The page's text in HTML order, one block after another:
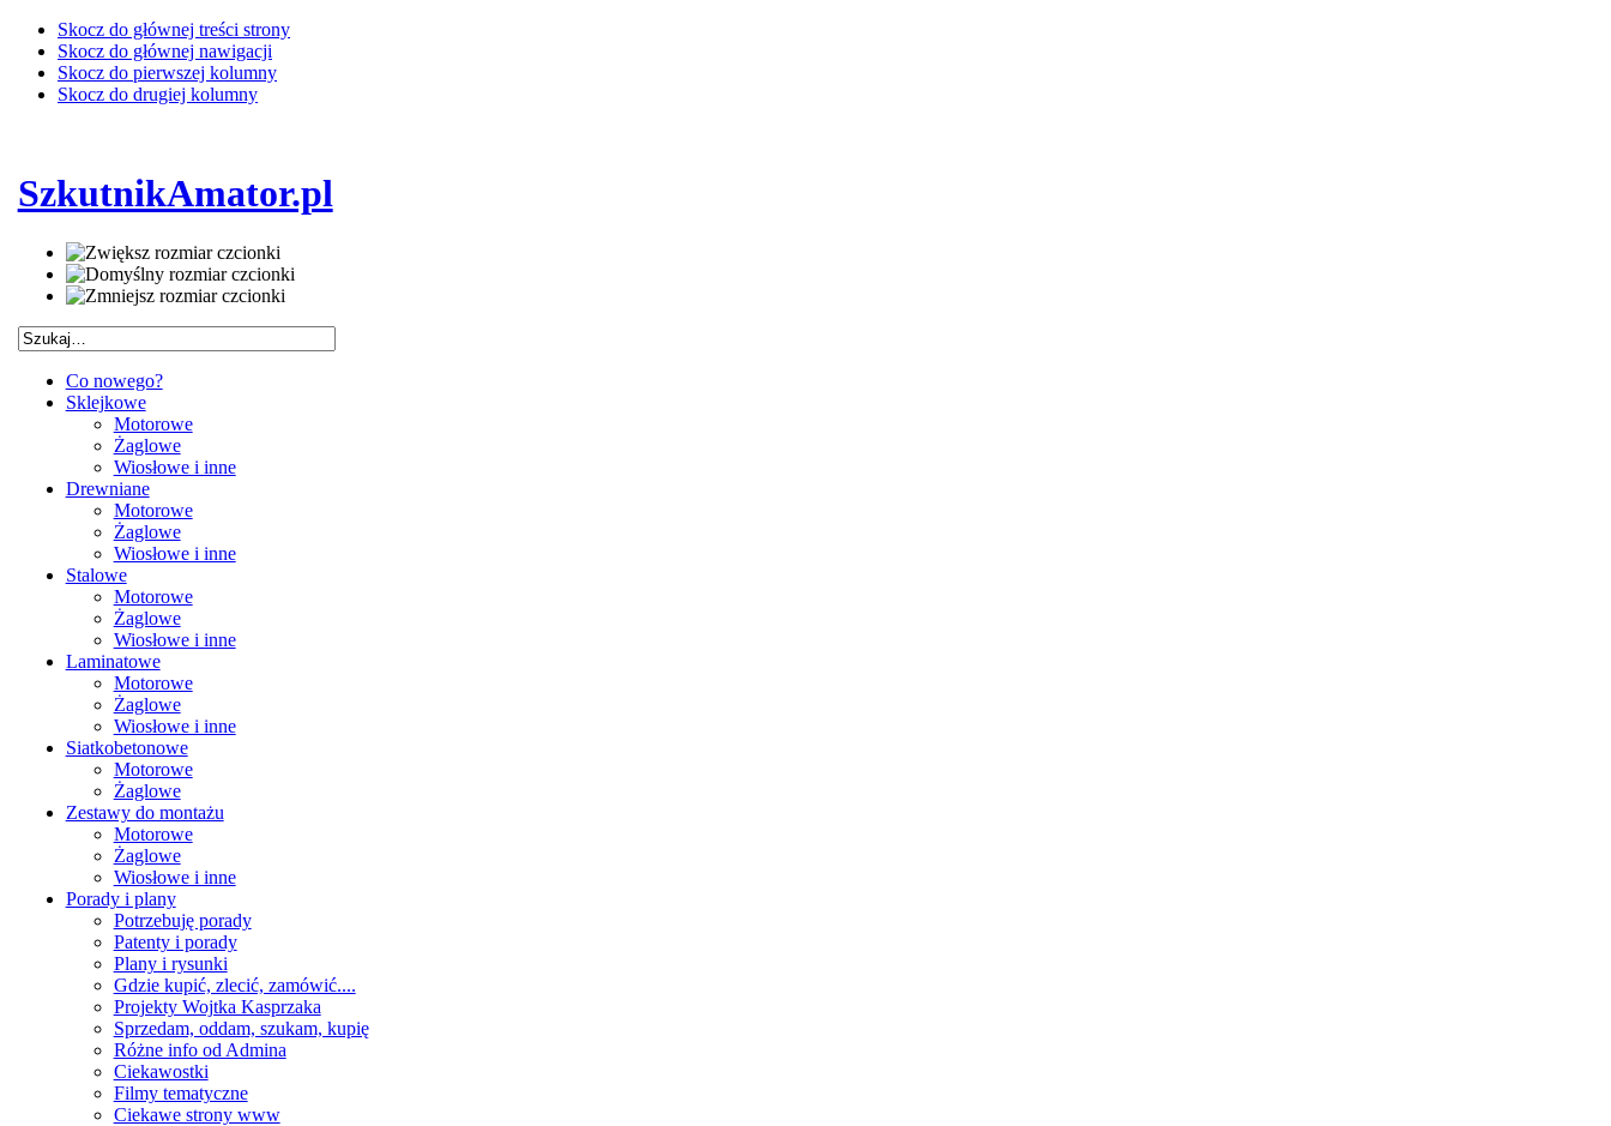
Skocz do głównej treści strony
Skocz do głównej nawigacji
Skocz do pierwszej kolumny
Skocz do drugiej kolumny
SzkutnikAmator.pl
Co nowego?
Sklejkowe
Motorowe
Żaglowe
Wiosłowe i inne
Drewniane
Motorowe
Żaglowe
Wiosłowe i inne
Stalowe
Motorowe
Żaglowe
Wiosłowe i inne
Laminatowe
Motorowe
Żaglowe
Wiosłowe i inne
Siatkobetonowe
Motorowe
Żaglowe
Zestawy do montażu
Motorowe
Żaglowe
Wiosłowe i inne
Porady i plany
Potrzebuję porady
Patenty i porady
Plany i rysunki
Gdzie kupić, zlecić, zamówić....
Projekty Wojtka Kasprzaka
Sprzedam, oddam, szukam, kupię
Różne info od Admina
Ciekawostki
Filmy tematyczne
Ciekawe strony www